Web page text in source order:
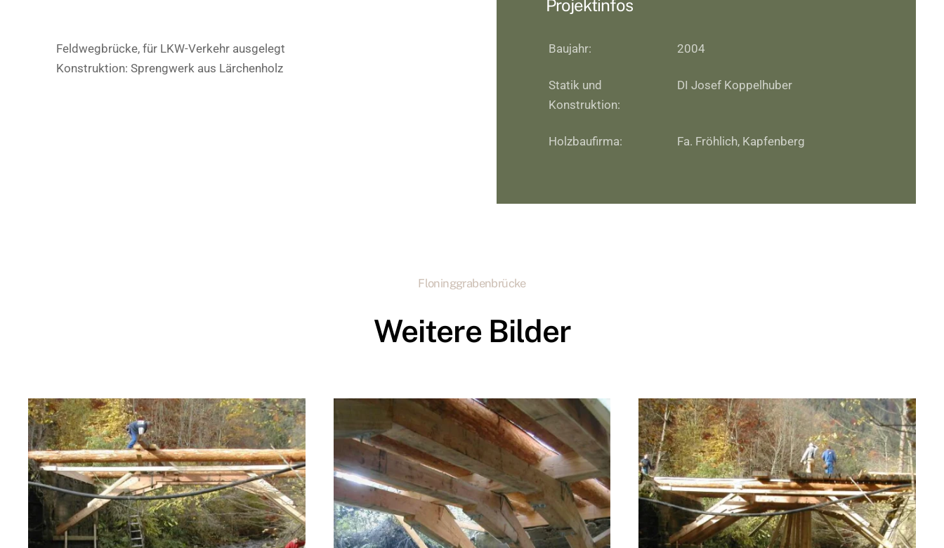
Feldwegbrücke, für LKW-Verkehr ausgelegt
Konstruktion: Sprengwerk aus Lärchenholz
Projektinfos
Baujahr: 2004
Statik und
Konstruktion:
DI Josef Koppelhuber
Holzbaufirma: Fa. Fröhlich, Kapfenberg
Floninggrabenbrücke
Weitere Bilder
zoom + zoom + zoom +